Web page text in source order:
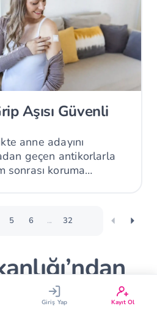
Aşısı Güvenli
anne adayını
geçen antikorlarla
sonrası koruma
5 6 ... 32
Bebekler
Bebek İsim Bulucu
Gebelik Hesaplama
Gebe Sözlüğü
Giriş Yap Kayıt Ol